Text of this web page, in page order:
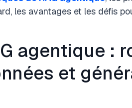
les avantages et les défis
agentique :
et